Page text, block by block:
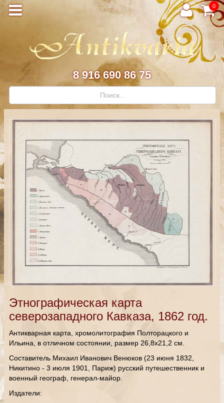
0
8 916 690 86 75
Этнографическая карта
северозападного Кавказа, 1862 год.
Антикварная карта, хромолитография Полторацкого и
Ильина, в отличном состоянии, размер 26,8х21,2 см.
Составитель Михаил Иванович Венюков (23 июня 1832,
Никитино - 3 июля 1901, Париж) русский путешественник и
военный географ, генерал-майор.
Издатели: